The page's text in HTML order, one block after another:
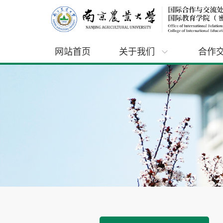
网站首页 关于我们 合作